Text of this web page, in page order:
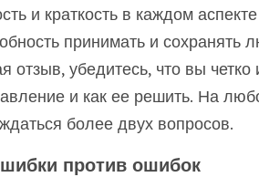
и краткость в каждом
принимать и сохранять
отзыв, убедитесь, что вы
и как ее решить. На
более двух вопросов.
против ошибок